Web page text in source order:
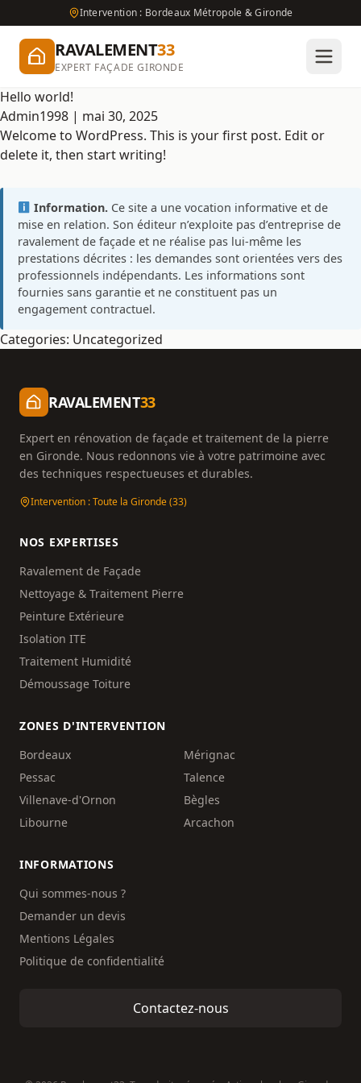
Intervention : Bordeaux Métropole & Gironde
RAVALEMENT33
EXPERT FAÇADE GIRONDE
Hello world!
Admin1998 | mai 30, 2025
Welcome to WordPress. This is your first post. Edit or
delete it, then start writing!
Information. Ce site a une vocation informative et de
mise en relation. Son éditeur n’exploite pas d’entreprise de
ravalement de façade et ne réalise pas lui-même les
prestations décrites : les demandes sont orientées vers des
professionnels indépendants. Les informations sont
fournies sans garantie et ne constituent pas un
engagement contractuel.
Categories: Uncategorized
RAVALEMENT33
Expert en rénovation de façade et traitement de la pierre
en Gironde. Nous redonnons vie à votre patrimoine avec
des techniques respectueuses et durables.
Intervention : Toute la Gironde (33)
NOS EXPERTISES
Ravalement de Façade
Nettoyage & Traitement Pierre
Peinture Extérieure
Isolation ITE
Traitement Humidité
Démoussage Toiture
ZONES D'INTERVENTION
Bordeaux
Mérignac
Pessac
Talence
Villenave-d'Ornon
Bègles
Libourne
Arcachon
INFORMATIONS
Qui sommes-nous ?
Demander un devis
Mentions Légales
Politique de confidentialité
Contactez-nous